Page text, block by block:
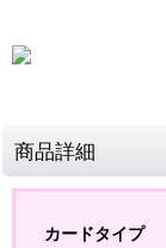
商品詳細
カードタイプ